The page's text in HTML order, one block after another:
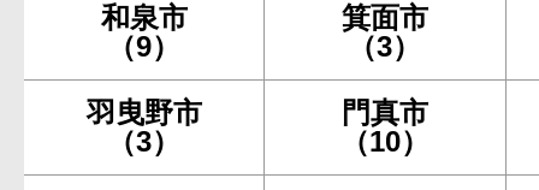
和泉市
（9）
箕面市
（3）
羽曳野市
（3）
門真市
（10）